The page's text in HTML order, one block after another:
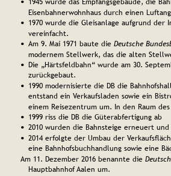
Eisenbahnerwohnhaus durch einen
• 1970 wurde die Gleisanlage aufgrund
vereinfacht.
• Am 9. Mai 1971 baute die Deutsche
modernem Stellwerk, das die alten
• Die „Härtsfeldbahn“ wurde am 30.
zurückgebaut.
• 1990 modernisierte die DB die
entstand ein Verkaufsladen sowie ein
einem Reisezentrum um. In den Raum
• 1999 riss die DB die Güterabfertigung ab
• 2010 wurden die Bahnsteige erneuert
• 2014 erfolgte der Umbau der
eine Bahnhofsbuchhandlung sowie eine
Am 11. Dezember 2016 benannte die
Hauptbahnhof Aalen um.